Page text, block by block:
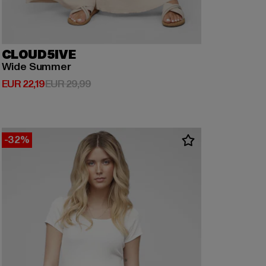
CLOUD5IVE
Wide Summer
EUR 22,19
Derzeitiger Preis: EUR 22,19
EUR 29,99Aktionspreis: EUR 29,99
-32%